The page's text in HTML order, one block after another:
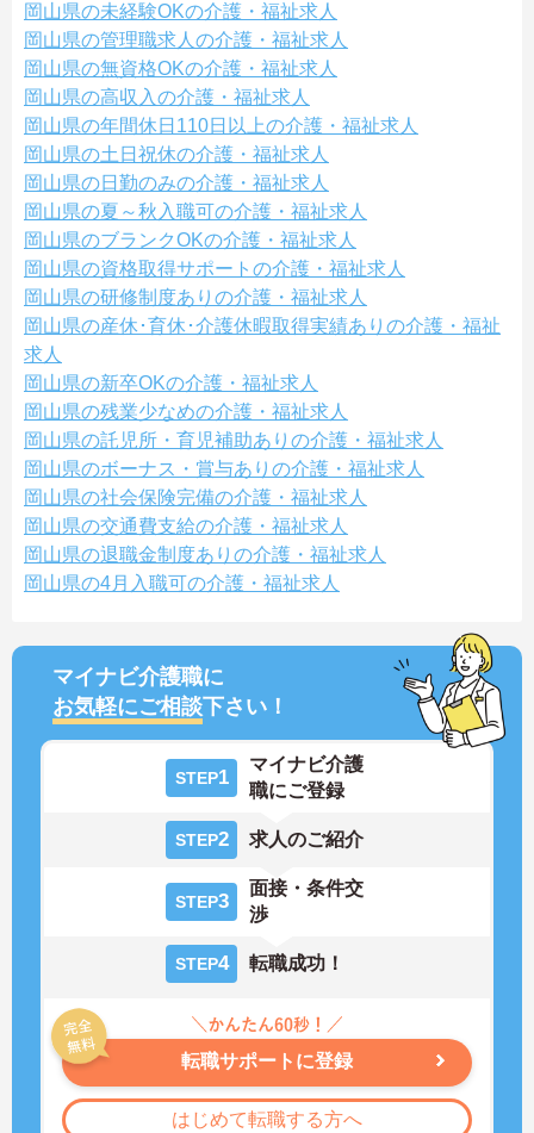
岡山県の未経験OKの介護・福祉求人
岡山県の管理職求人の介護・福祉求人
岡山県の無資格OKの介護・福祉求人
岡山県の高収入の介護・福祉求人
岡山県の年間休日110日以上の介護・福祉求人
岡山県の土日祝休の介護・福祉求人
岡山県の日勤のみの介護・福祉求人
岡山県の夏～秋入職可の介護・福祉求人
岡山県のブランクOKの介護・福祉求人
岡山県の資格取得サポートの介護・福祉求人
岡山県の研修制度ありの介護・福祉求人
岡山県の産休･育休･介護休暇取得実績ありの介護・福祉
求人
岡山県の新卒OKの介護・福祉求人
岡山県の残業少なめの介護・福祉求人
岡山県の託児所・育児補助ありの介護・福祉求人
岡山県のボーナス・賞与ありの介護・福祉求人
岡山県の社会保険完備の介護・福祉求人
岡山県の交通費支給の介護・福祉求人
岡山県の退職金制度ありの介護・福祉求人
岡山県の4月入職可の介護・福祉求人
マイナビ介護職に
お気軽にご相談下さい！
STEP1
マイナビ介護
職にご登録
STEP2 求人のご紹介
STEP3
面接・条件交
渉
STEP4 転職成功！
転職サポートに登録
はじめて転職する方へ